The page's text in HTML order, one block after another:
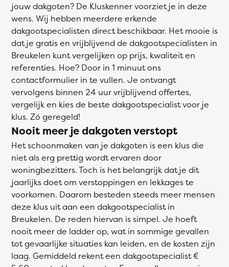
jouw dakgoten? De Kluskenner voorziet je in deze
wens. Wij hebben meerdere erkende
dakgootspecialisten direct beschikbaar. Het mooie is
dat je gratis en vrijblijvend de dakgootspecialisten in
Breukelen kunt vergelijken op prijs, kwaliteit en
referenties. Hoe? Door in 1 minuut ons
contactformulier in te vullen. Je ontvangt
vervolgens binnen 24 uur vrijblijvend offertes,
vergelijk en kies de beste dakgootspecialist voor je
klus. Zó geregeld!
Nooit meer je dakgoten verstopt
Het schoonmaken van je dakgoten is een klus die
niet als erg prettig wordt ervaren door
woningbezitters. Toch is het belangrijk dat je dit
jaarlijks doet om verstoppingen en lekkages te
voorkomen. Daarom besteden steeds meer mensen
deze klus uit aan een dakgootspecialist in
Breukelen. De reden hiervan is simpel. Je hoeft
nooit meer de ladder op, wat in sommige gevallen
tot gevaarlijke situaties kan leiden, en de kosten zijn
laag. Gemiddeld rekent een dakgootspecialist €